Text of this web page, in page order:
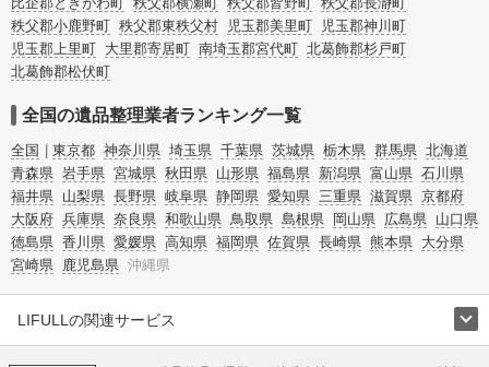
秩父郡小鹿野町 秩父郡東秩父村 児玉郡美里町
児玉郡神川町
児玉郡上里町 大里郡寄居町 南埼玉郡宮代町 北葛飾郡杉戸町
北葛飾郡松伏町
全国の遺品整理業者ランキング一覧
全国 東京都 神奈川県 埼玉県 千葉県 茨城県 栃木県 群馬県 北海道
青森県 岩手県 宮城県 秋田県 山形県 福島県 新潟県 富山県 石川県
福井県 山梨県 長野県 岐阜県 静岡県 愛知県 三重県 滋賀県 京都府
大阪府 兵庫県 奈良県 和歌山県 鳥取県 島根県 岡山県 広島県 山口県
徳島県 香川県 愛媛県 高知県 福岡県 佐賀県 長崎県 熊本県 大分県
宮崎県 鹿児島県 沖縄県
LIFULLの関連サービス